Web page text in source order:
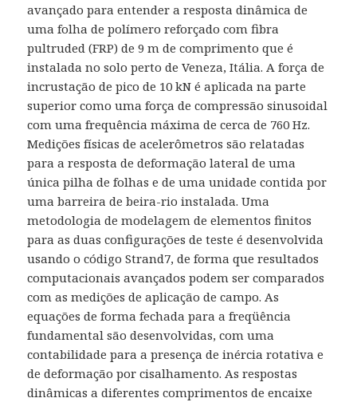
avançado para entender a resposta dinâmica de
uma folha de polímero reforçado com fibra
pultruded (FRP) de 9 m de comprimento que é
instalada no solo perto de Veneza, Itália. A força de
incrustação de pico de 10 kN é aplicada na parte
superior como uma força de compressão sinusoidal
com uma frequência máxima de cerca de 760 Hz.
Medições físicas de acelerômetros são relatadas
para a resposta de deformação lateral de uma
única pilha de folhas e de uma unidade contida por
uma barreira de beira-rio instalada. Uma
metodologia de modelagem de elementos finitos
para as duas configurações de teste é desenvolvida
usando o código Strand7, de forma que resultados
computacionais avançados podem ser comparados
com as medições de aplicação de campo. As
equações de forma fechada para a freqüência
fundamental são desenvolvidas, com uma
contabilidade para a presença de inércia rotativa e
de deformação por cisalhamento. As respostas
dinâmicas a diferentes comprimentos de encaixe